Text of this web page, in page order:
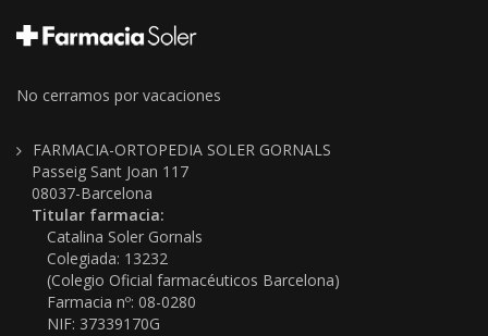
No cerramos por vacaciones
FARMACIA-ORTOPEDIA SOLER GORNALS
Passeig Sant Joan 117
08037-Barcelona
Titular farmacia:
Catalina Soler Gornals
Colegiada: 13232
(Colegio Oficial farmacéuticos Barcelona)
Farmacia nº: 08-0280
NIF: 37339170G